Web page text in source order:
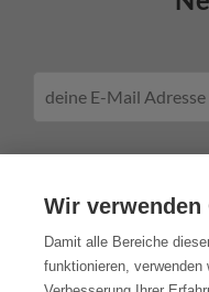
Wir verwenden
Damit alle Bereiche
funktionieren,